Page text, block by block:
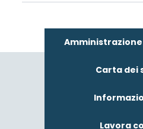
Carta dei
Lavora